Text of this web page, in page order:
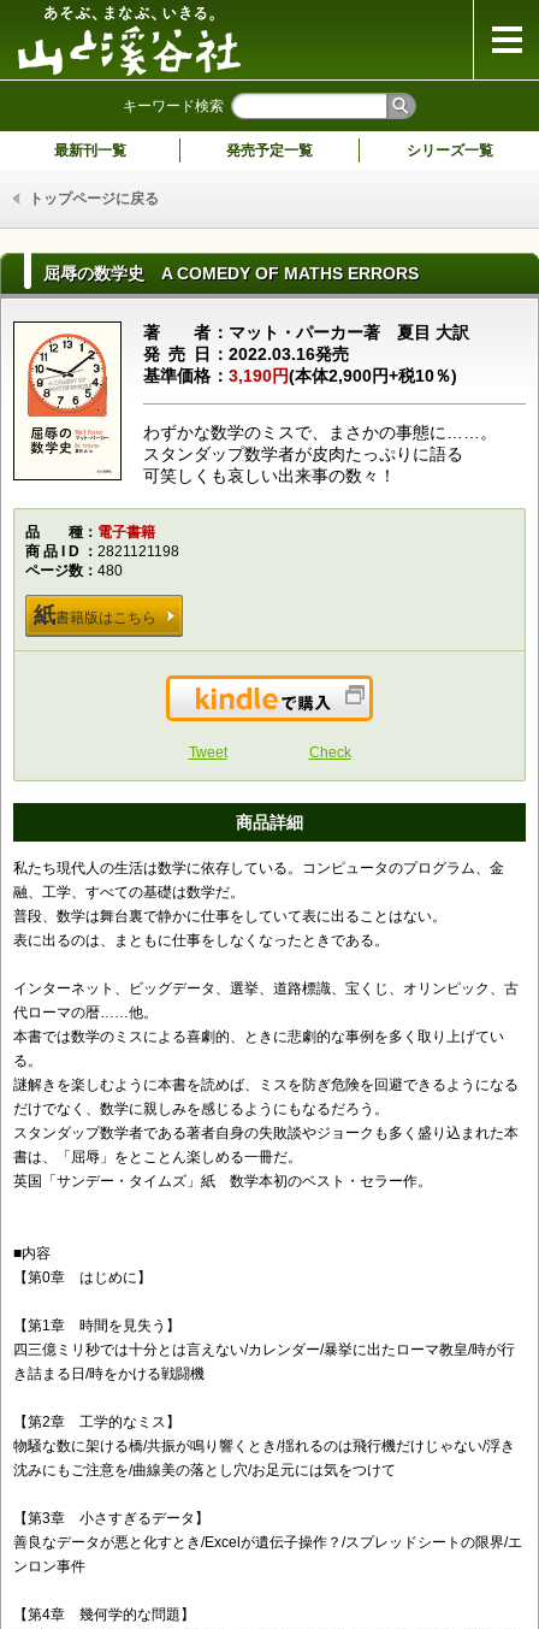
キーワード検索
最新刊一覧 発売予定一覧 シリーズ一覧
トップページに戻る
屈辱の数学史 A COMEDY OF MATHS ERRORS
著者マット・パーカー著 夏目 大訳
発売日 2022.03.16発売
基準価格
3,190円(本体2,900円+税10％)
わずかな数学のミスで、まさかの事態に……。
スタンダップ数学者が皮肉たっぷりに語る
可笑しくも哀しい出来事の数々！
品種電子書籍
商品ID
2821121198
ページ数
480
紙書籍版はこちら
Kindleで購入
Tweet Check
商品詳細
私たち現代人の生活は数学に依存している。コンピュータのプログラム、金
融、工学、すべての基礎は数学だ。
普段、数学は舞台裏で静かに仕事をしていて表に出ることはない。
表に出るのは、まともに仕事をしなくなったときである。
インターネット、ビッグデータ、選挙、道路標識、宝くじ、オリンピック、古
代ローマの暦……他。
本書では数学のミスによる喜劇的、ときに悲劇的な事例を多く取り上げてい
る。
謎解きを楽しむように本書を読めば、ミスを防ぎ危険を回避できるようになる
だけでなく、数学に親しみを感じるようにもなるだろう。
スタンダップ数学者である著者自身の失敗談やジョークも多く盛り込まれた本
書は、「屈辱」をとことん楽しめる一冊だ。
英国「サンデー・タイムズ」紙 数学本初のベスト・セラー作。
■内容
【第0章 はじめに】
【第1章 時間を見失う】
四三億ミリ秒では十分とは言えない/カレンダー/暴挙に出たローマ教皇/時が行
き詰まる日/時をかける戦闘機
【第2章 工学的なミス】
物騒な数に架ける橋/共振が鳴り響くとき/揺れるのは飛行機だけじゃない/浮き
沈みにもご注意を/曲線美の落とし穴/お足元には気をつけて
【第3章 小さすぎるデータ】
善良なデータが悪と化すとき/Excelが遺伝子操作？/スプレッドシートの限界/エ
ンロン事件
【第4章 幾何学的な問題】